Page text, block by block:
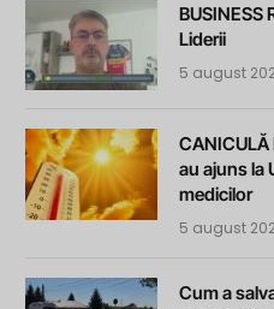
BUSINESS
Liderii
5 august
CANICULĂ
au ajuns la
medicilor
5 august
Cum a